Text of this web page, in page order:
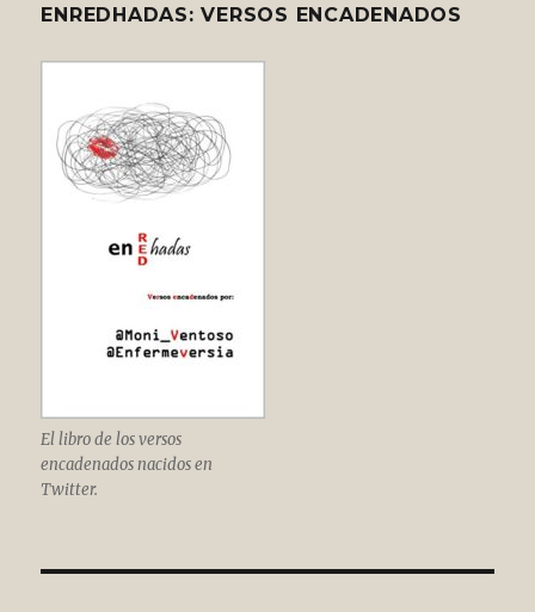
ENREDHADAS: VERSOS ENCADENADOS
El libro de los versos
encadenados nacidos en
Twitter.